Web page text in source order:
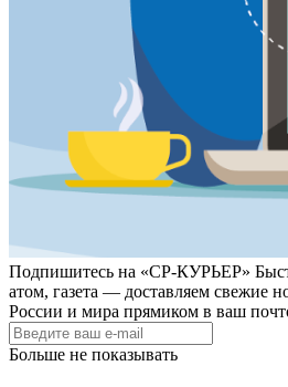
Подпишитесь на «СР-КУРЬЕР»
атом, газета — доставляем свежие
России и мира прямиком в ваш
Больше не показывать